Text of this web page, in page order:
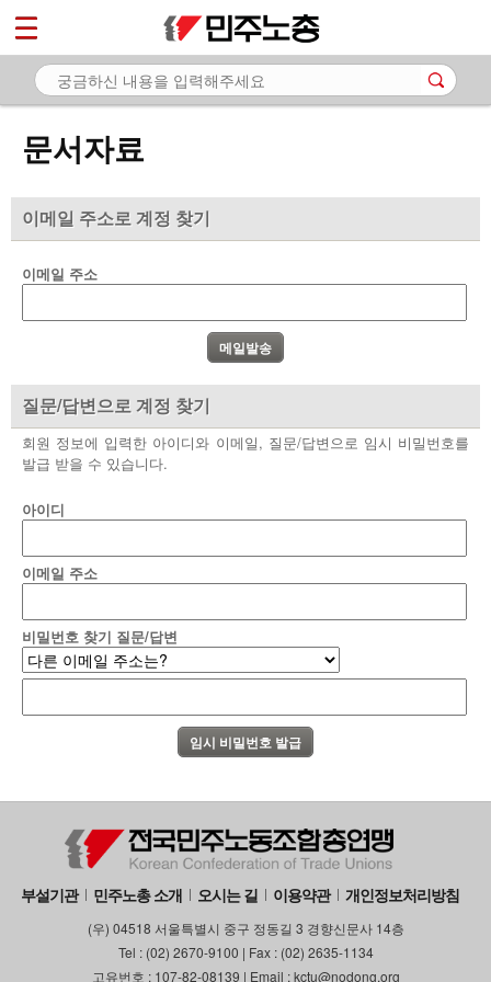
문서자료
이메일 주소로 계정 찾기
이메일 주소
질문/답변으로 계정 찾기
회원 정보에 입력한 아이디와 이메일, 질문/답변으로 임시 비밀번호를
발급 받을 수 있습니다.
아이디
이메일 주소
비밀번호 찾기 질문/답변
부설기관 민주노총 소개 오시는 길 이용약관 개인정보처리방침
(우) 04518 서울특별시 중구 정동길 3 경향신문사 14층
Tel : (02) 2670-9100 | Fax : (02) 2635-1134
고유번호 : 107-82-08139 | Email : kctu@nodong.org
마이페이지
소개
노동상담
자료
- 카드뉴스
부설기관